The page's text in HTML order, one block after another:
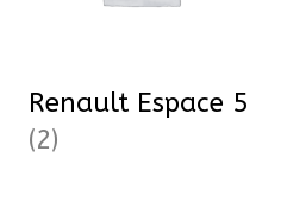
Renault Espace 5
(2)